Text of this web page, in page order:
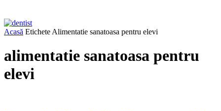
Acasă Etichete Alimentatie sanatoasa pentru elevi
alimentatie sanatoasa pentru
elevi